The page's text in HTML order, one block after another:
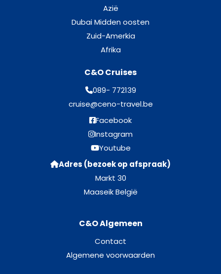
Balkonhut
Balkonhut
Balcony cabin-[G]
Dek 7 – Starfish
Great freedom suite-[GFS]
Suite
Balcony Cabin-[H]
Azië
Dubai Midden oosten
Zuid-Amerkia
Afrika
C&O Cruises
089- 772139
cruise@ceno-travel.be
Facebook
Instagram
Youtube
Adres (bezoek op afspraak)
Markt 30
Maaseik België
C&O Algemeen
Contact
Algemene voorwaarden